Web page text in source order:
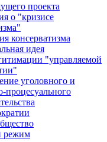
проекта
о "кризисе
консерватизма
идея
"управляемой
уголовного и
процесуального
режим